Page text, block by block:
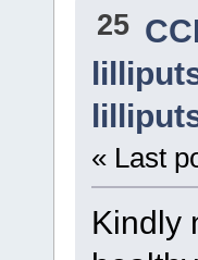
25
« Last
Kindly